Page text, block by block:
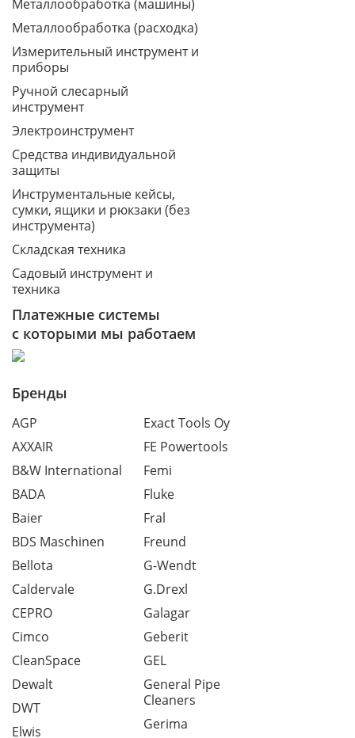
Металлообработка (машины)
Металлообработка (расходка)
Измерительный инструмент и
приборы
Ручной слесарный
инструмент
Электроинструмент
Средства индивидуальной
защиты
Инструментальные кейсы,
сумки, ящики и рюкзаки (без
инструмента)
Складская техника
Садовый инструмент и
техника
Платежные системы
с которыми мы работаем
Бренды
AGP
AXXAIR
B&W International
BADA
Baier
BDS Maschinen
Bellota
Caldervale
CEPRO
Cimco
CleanSpace
Dewalt
DWT
Elwis
Exact Tools Oy
FE Powertools
Femi
Fluke
Fral
Freund
G-Wendt
G.Drexl
Galagar
Geberit
GEL
General Pipe
Cleaners
Gerima